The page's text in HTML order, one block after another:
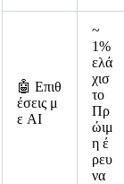
🤖 Επιθ
έσεις μ
ε AI
~
1%
ελά
χισ
το
Πρ
ώιμ
η έ
ρευ
να